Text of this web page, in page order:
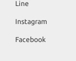
Line
Instagram
Facebook